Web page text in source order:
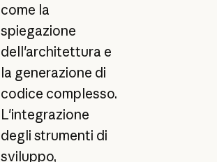
come la
spiegazione
dell'architettura e
la generazione di
codice complesso.
L'integrazione
degli strumenti di
sviluppo,